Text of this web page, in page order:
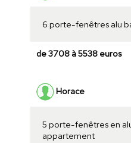
6 porte-fenêtres alu
de 3708 à 5538 euros
Horace
5 porte-fenêtres en
appartement